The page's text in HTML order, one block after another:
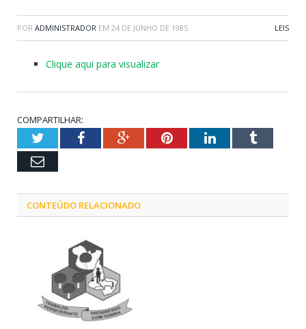
POR ADMINISTRADOR EM 24 DE JUNHO DE 1985 LEIS
Clique aqui para visualizar
COMPARTILHAR:
TwitterFacebookGoogle+PinterestLinkedInTumblr
Email
CONTEÚDO RELACIONADO